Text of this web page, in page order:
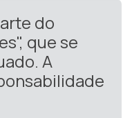
do
que se
A